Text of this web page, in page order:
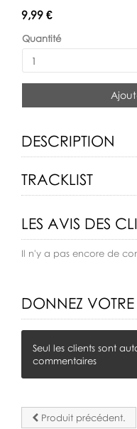
Disponibilité:
9,99 €
Quantité
DESCRIPTION
TRACKLIST
LES AVIS DES
Il n'y a pas encore de
DONNEZ
Seul les clients sont
commentaires
Produit précédent.